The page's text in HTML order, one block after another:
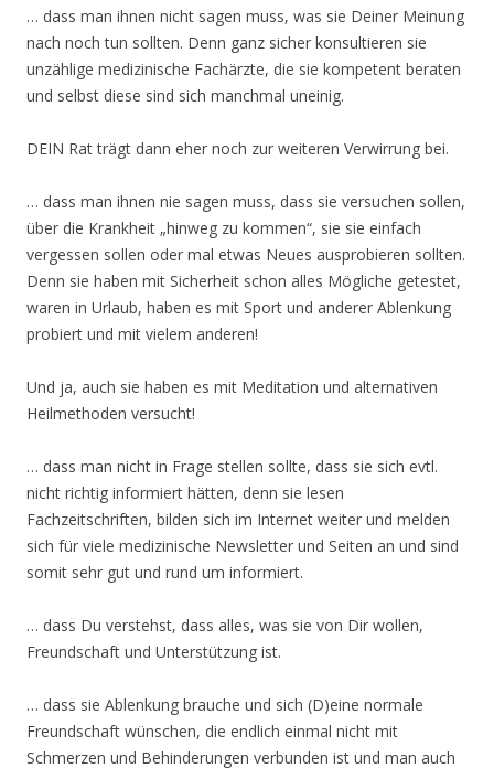
… dass man ihnen nicht sagen muss, was sie Deiner Meinung
nach noch tun sollten. Denn ganz sicher konsultieren sie
unzählige medizinische Fachärzte, die sie kompetent beraten
und selbst diese sind sich manchmal uneinig.
DEIN Rat trägt dann eher noch zur weiteren Verwirrung bei.
… dass man ihnen nie sagen muss, dass sie versuchen sollen,
über die Krankheit „hinweg zu kommen“, sie sie einfach
vergessen sollen oder mal etwas Neues ausprobieren sollten.
Denn sie haben mit Sicherheit schon alles Mögliche getestet,
waren in Urlaub, haben es mit Sport und anderer Ablenkung
probiert und mit vielem anderen!
Und ja, auch sie haben es mit Meditation und alternativen
Heilmethoden versucht!
… dass man nicht in Frage stellen sollte, dass sie sich evtl.
nicht richtig informiert hätten, denn sie lesen
Fachzeitschriften, bilden sich im Internet weiter und melden
sich für viele medizinische Newsletter und Seiten an und sind
somit sehr gut und rund um informiert.
… dass Du verstehst, dass alles, was sie von Dir wollen,
Freundschaft und Unterstützung ist.
… dass sie Ablenkung brauche und sich (D)eine normale
Freundschaft wünschen, die endlich einmal nicht mit
Schmerzen und Behinderungen verbunden ist und man auch